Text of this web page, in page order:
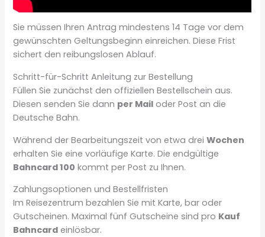
Sie müssen Ihren Antrag mindestens 14 Tage vor dem
gewünschten Geltungsbeginn einreichen. Diese Frist
sichert den reibungslosen Ablauf.
Schritt-für-Schritt Anleitung zur Bestellung
Füllen Sie zunächst den offiziellen Bestellschein aus.
Diesen senden Sie dann per Mail oder Post an die
Deutsche Bahn.
Während der Bearbeitungszeit von etwa dreiWochen
erhalten Sie eine vorläufige Karte. Die endgültige
Bahncard 100 kommt per Post zu Ihnen.
Zahlungsoptionen und Bestellfristen
Im Reisezentrum bezahlen Sie mit Karte, bar oder
Gutscheinen. Maximal fünf Gutscheine sind pro Kauf
Bahncard einlösbar.